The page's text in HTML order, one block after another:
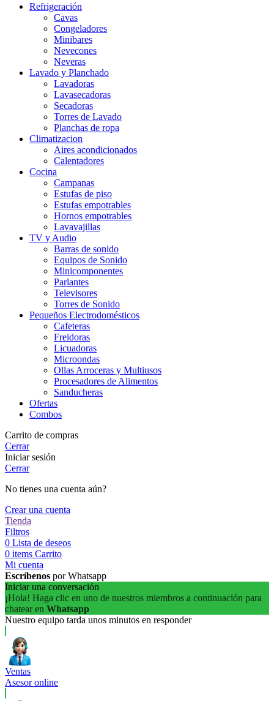
Refrigeración
Cavas
Congeladores
Minibares
Nevecones
Neveras
Lavado y Planchado
Lavadoras
Lavasecadoras
Secadoras
Torres de Lavado
Planchas de ropa
Climatizacion
Aires acondicionados
Calentadores
Cocina
Campanas
Estufas de piso
Estufas empotrables
Hornos empotrables
Lavavajillas
TV y Audio
Barras de sonido
Equipos de Sonido
Minicomponentes
Parlantes
Televisores
Torres de Sonido
Pequeños Electrodomésticos
Cafeteras
Freidoras
Licuadoras
Microondas
Ollas Arroceras y Multiusos
Procesadores de Alimentos
Sanducheras
Ofertas
Combos
Carrito de compras
Cerrar
Iniciar sesión
Cerrar
No tienes una cuenta aún?
Crear una cuenta
Tienda
Filtros
0 Lista de deseos
0 items Carrito
Mi cuenta
Escríbenos por Whatsapp
Iniciar una conversación
¡Hola! Haga clic en uno de nuestros miembros a continuación para
chatear en Whatsapp
Nuestro equipo tarda unos minutos en responder
Ventas
Asesor online